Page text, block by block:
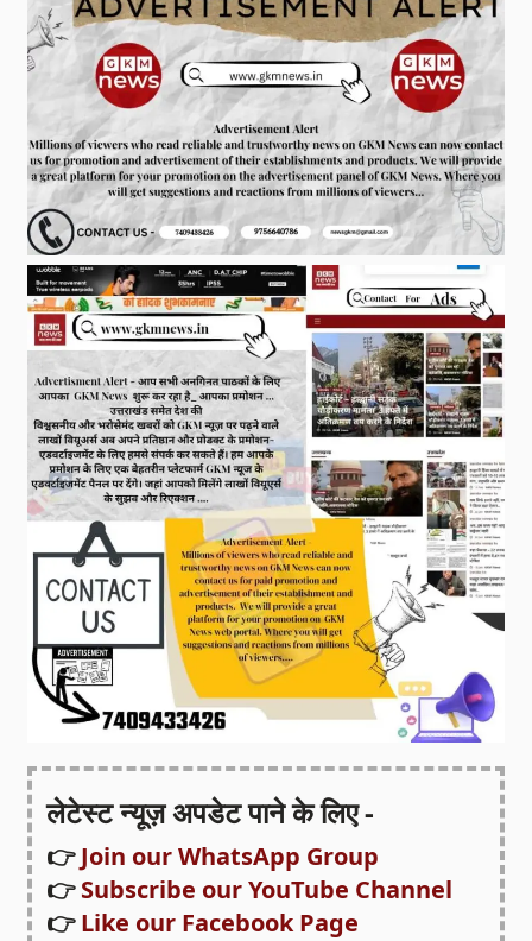
लेटेस्ट न्यूज़ अपडेट पाने के लिए -
👉Join our WhatsApp Group
👉Subscribe our YouTube Channel
👉Like our Facebook Page